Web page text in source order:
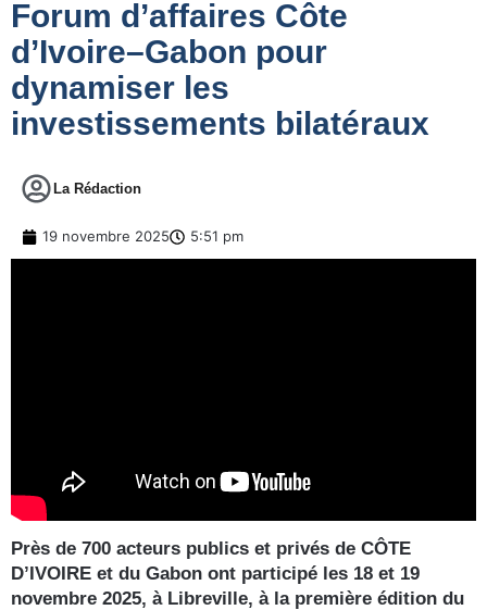
Forum d’affaires Côte
d’Ivoire–Gabon pour
dynamiser les
investissements bilatéraux
La Rédaction
19 novembre 2025 5:51 pm
Près de 700 acteurs publics et privés de CÔTE
D’IVOIRE et du Gabon ont participé les 18 et 19
novembre 2025, à Libreville, à la première édition du